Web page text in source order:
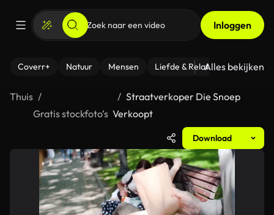
Inloggen
Coverr+ Natuur Mensen Liefde & Relaties - Fitness
Alles bekijken
Thuis
Gratis stockfoto’s
Straatverkoper Die Snoep
Verkoopt
Download